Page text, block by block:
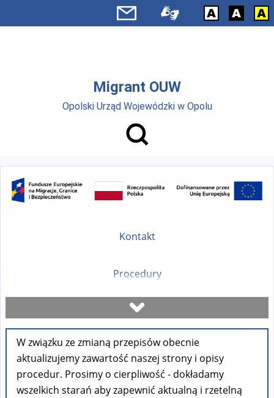
Przejdź do menu głównego
Migrant OUW
Opolski Urząd Wojewódzki w Opolu
Kontakt
Procedury
Umów się na wizytę
Sprawdź stan sprawy
Formularze
W związku ze zmianą przepisów obecnie
aktualizujemy zawartość naszej strony i opisy
procedur. Prosimy o cierpliwość - dokładamy
wszelkich starań aby zapewnić aktualną i rzetelną